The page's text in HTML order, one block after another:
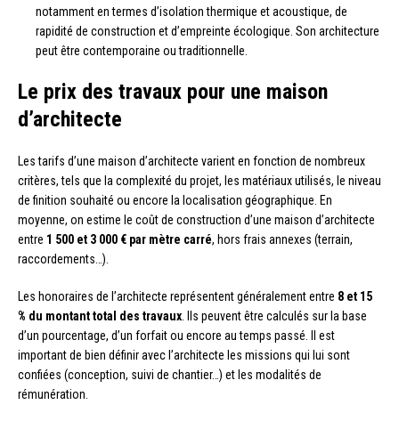
notamment en termes d’isolation thermique et acoustique, de
rapidité de construction et d’empreinte écologique. Son architecture
peut être contemporaine ou traditionnelle.
Le prix des travaux pour une maison
d’architecte
Les tarifs d’une maison d’architecte varient en fonction de nombreux
critères, tels que la complexité du projet, les matériaux utilisés, le niveau
de finition souhaité ou encore la localisation géographique. En
moyenne, on estime le coût de construction d’une maison d’architecte
entre 1 500 et 3 000 € par mètre carré, hors frais annexes (terrain,
raccordements…).
Les honoraires de l’architecte représentent généralement entre 8 et 15
% du montant total des travaux . Ils peuvent être calculés sur la base
d’un pourcentage, d’un forfait ou encore au temps passé. Il est
important de bien définir avec l’architecte les missions qui lui sont
confiées (conception, suivi de chantier…) et les modalités de
rémunération.